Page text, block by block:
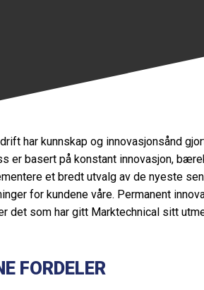
har kunnskap og innovasjonsånd
er basert på konstant innovasjon,
et bredt utvalg av de nyeste
for kundene våre. Permanent
det som har gitt Marktechnical sitt
FORDELER